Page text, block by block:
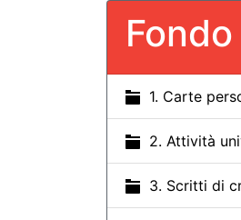
1. Carte
2. Attività
3. Scritti di